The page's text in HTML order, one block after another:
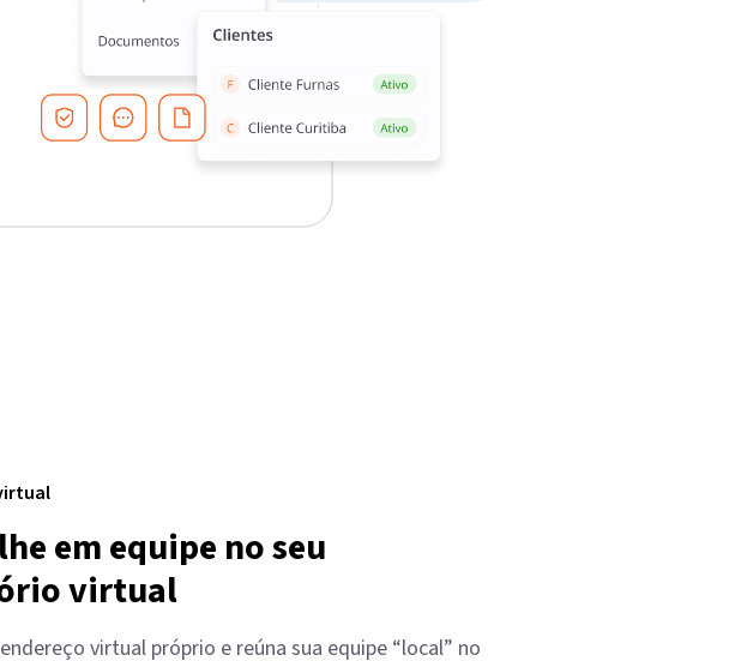
em equipe no seu
virtual
virtual próprio e reúna sua equipe “local” no